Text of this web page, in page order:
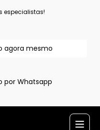
especialistas!
agora mesmo
por Whatsapp